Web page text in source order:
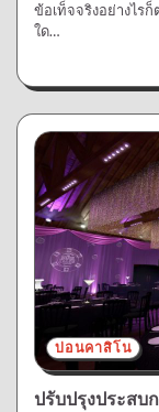
ข้อเท็จจริงอย่างไร
ใด…
บ่อนคาสิโน
ปรับปรุงประสบ